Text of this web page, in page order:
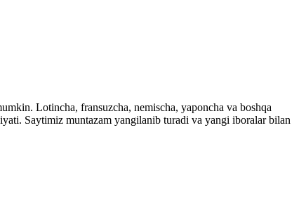
Lotincha, fransuzcha, nemischa, yaponcha va boshqa
Saytimiz muntazam yangilanib turadi va yangi iboralar bilan